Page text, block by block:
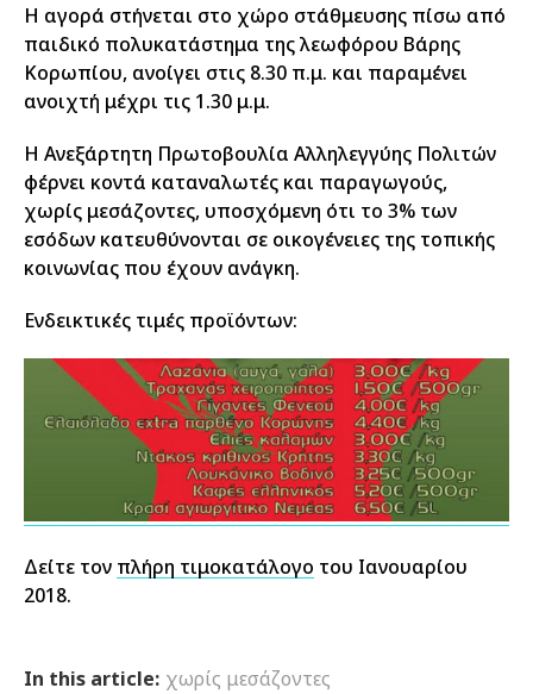
Η αγορά στήνεται στο χώρο στάθμευσης πίσω από
παιδικό πολυκατάστημα της λεωφόρου Βάρης
Κορωπίου, ανοίγει στις 8.30 π.μ. και παραμένει
ανοιχτή μέχρι τις 1.30 μ.μ.
Η Ανεξάρτητη Πρωτοβουλία Αλληλεγγύης Πολιτών
φέρνει κοντά καταναλωτές και παραγωγούς,
χωρίς μεσάζοντες, υποσχόμενη ότι το 3% των
εσόδων κατευθύνονται σε οικογένειες της τοπικής
κοινωνίας που έχουν ανάγκη.
Ενδεικτικές τιμές προϊόντων:
Δείτε τον πλήρη τιμοκατάλογο του Ιανουαρίου
2018.
In this article: χωρίς μεσάζοντες